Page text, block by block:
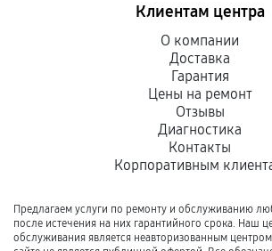
Клиентам центра
О компании
Доставка
Гарантия
Цены на ремонт
Отзывы
Диагностика
Контакты
Корпоративным
Предлагаем услуги по ремонту и обслуживанию
после истечения на них гарантийного срока. Наш
обслуживания является неавторизованным